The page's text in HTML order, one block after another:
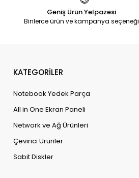
Geniş Ürün Yelpazesi
Binlerce ürün ve kampanya seçeneği
KATEGORİLER
Notebook Yedek Parça
All in One Ekran Paneli
Network ve Ağ Ürünleri
Çevirici Ürünler
Sabit Diskler